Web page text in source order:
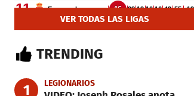
VER TODAS LAS LIGAS
TRENDING
1 LEGIONARIOS